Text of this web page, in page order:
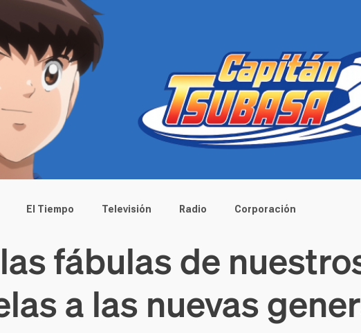
El Tiempo Televisión Radio Corporación
fábulas de
a las nuevas